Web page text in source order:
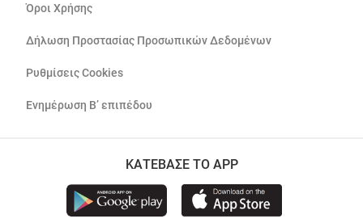
Όροι Χρήσης
Δήλωση Προστασίας Προσωπικών Δεδομένων
Ρυθμίσεις Cookies
Ενημέρωση Β’ επιπέδου
ΚΑΤΕΒΑΣΕ ΤΟ APP